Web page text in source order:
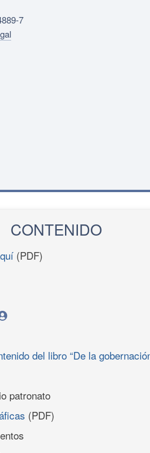
7
CONTENIDO
(PDF)
del libro “De la
patronato
(PDF)